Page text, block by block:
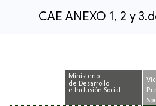
CAE ANEXO 1, 2 y
Ministerio
de Desarrollo
e Inclusión Social